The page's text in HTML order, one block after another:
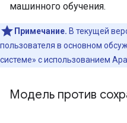
машинного обучения.
Примечание. В текущей
пользователя в основном
системе» с использованием
Модель против